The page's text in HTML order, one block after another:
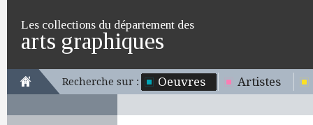
Les collections du département des
arts graphiques
Recherche sur : Oeuvres Artistes